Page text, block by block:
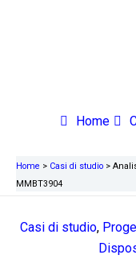
Home
Home > Casi di studio >
MMBT3904
Casi di studio,